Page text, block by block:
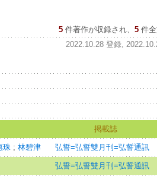
5 件著作が収録され、 5件全
2022.10.28 登録,
掲載誌
珠 ; 林碧津 弘誓=弘誓雙月刊=弘誓通訊
弘誓=弘誓雙月刊=弘誓通訊